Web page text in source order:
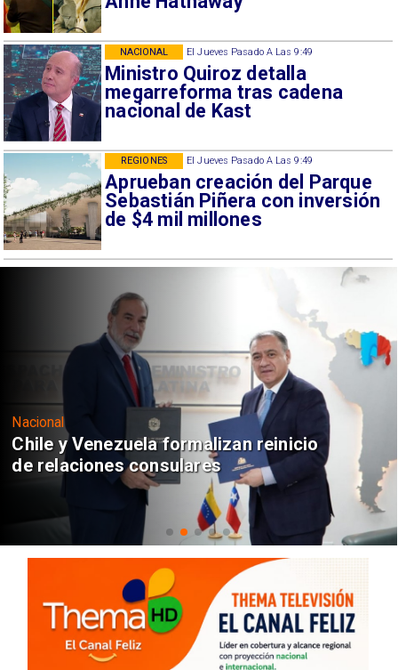
El Jueves Pasado A Las 9:49
Ministro Quiroz detalla
megarreforma tras cadena
nacional de Kast
NACIONAL
El Jueves Pasado A Las 9:49
Aprueban creación del Parque
Sebastián Piñera con inversión
de $4 mil millones
REGIONES
Nacional
Chile y Venezuela formalizan reinicio
de relaciones consulares